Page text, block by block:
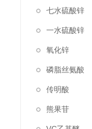
七水硫酸锌
一水硫酸锌
氧化锌
磷脂丝氨酸
传明酸
熊果苷